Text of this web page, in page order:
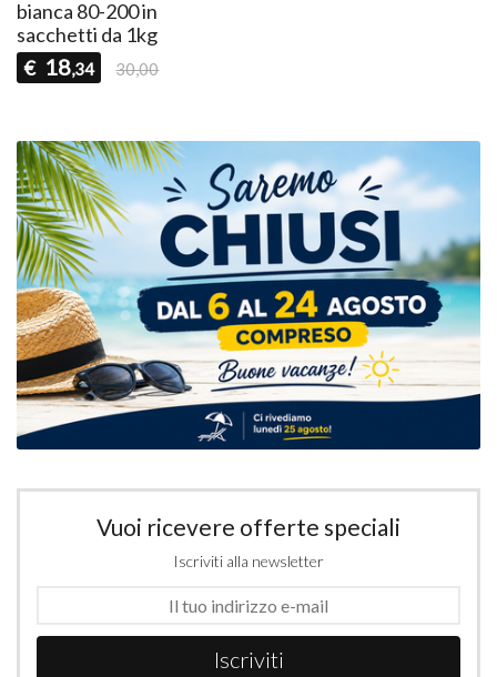
bianca 80-200 in
sacchetti da 1kg
€ 18,34 30,00
Vuoi ricevere offerte speciali
Iscriviti alla newsletter
Iscriviti